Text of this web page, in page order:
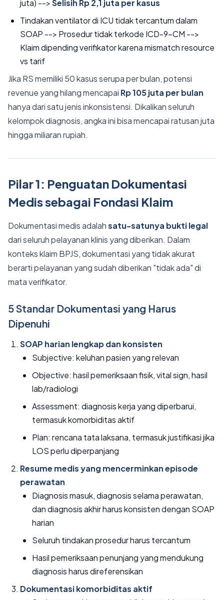
juta) -->Selisih Rp 2,1 juta per kasus
Tindakan ventilator di ICU tidak tercantum dalam
SOAP --> Prosedur tidak terkode ICD-9-CM -->
Klaim dipending verifikator karena mismatch resource
vs tarif
Jika RS memiliki 50 kasus serupa per bulan, potensi
revenue yang hilang mencapai Rp 105 juta per bulan
hanya dari satu jenis inkonsistensi. Dikalikan seluruh
kelompok diagnosis, angka ini bisa mencapai ratusan juta
hingga miliaran rupiah.
Pilar 1: Penguatan Dokumentasi
Medis sebagai Fondasi Klaim
Dokumentasi medis adalahsatu-satunya bukti legal
dari seluruh pelayanan klinis yang diberikan. Dalam
konteks klaim BPJS, dokumentasi yang tidak akurat
berarti pelayanan yang sudah diberikan "tidak ada" di
mata verifikator.
5 Standar Dokumentasi yang Harus
Dipenuhi
SOAP harian lengkap dan konsisten
Subjective: keluhan pasien yang relevan
Objective: hasil pemeriksaan fisik, vital sign, hasil
lab/radiologi
Assessment: diagnosis kerja yang diperbarui,
termasuk komorbiditas aktif
Plan: rencana tata laksana, termasuk justifikasi jika
LOS perlu diperpanjang
Resume medis yang mencerminkan episode
perawatan
Diagnosis masuk, diagnosis selama perawatan,
dan diagnosis akhir harus konsisten dengan SOAP
harian
Seluruh tindakan prosedur harus tercantum
Hasil pemeriksaan penunjang yang mendukung
diagnosis harus direferensikan
Dokumentasi komorbiditas aktif